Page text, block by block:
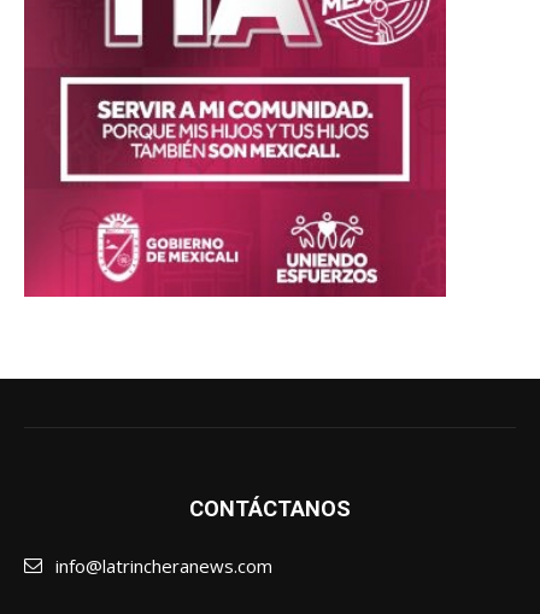
CONTÁCTANOS
info@latrincheranews.com